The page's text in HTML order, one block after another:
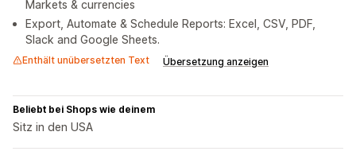
Markets & currencies
Export, Automate & Schedule Reports: Excel, CSV, PDF,
Slack and Google Sheets.
Enthält unübersetzten Text Übersetzung anzeigen
Beliebt bei Shops wie deinem
Sitz in den USA